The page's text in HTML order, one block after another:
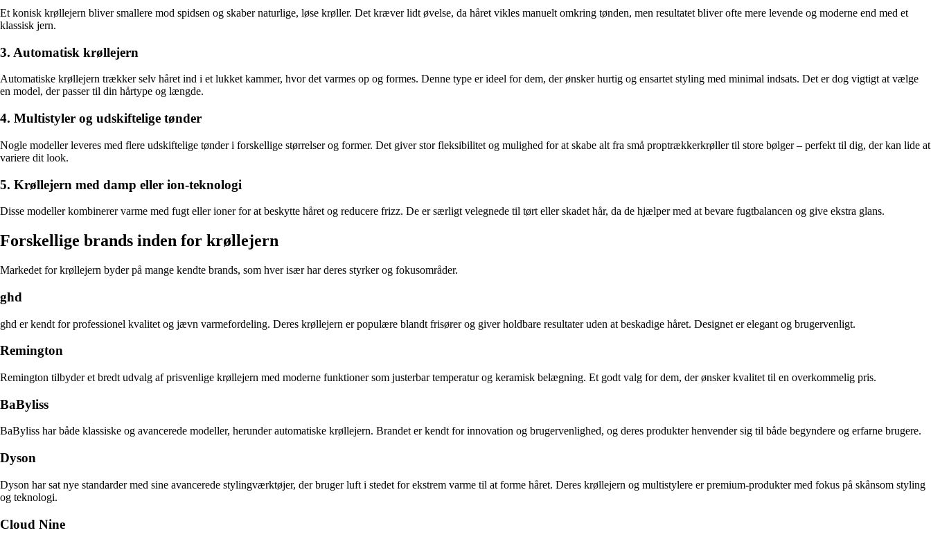
Et konisk krøllejern bliver smallere mod spidsen og skaber naturlige, løse krøller. Det kræver lidt øvelse, da håret vikles manuelt omkring tønden, men resultatet bliver ofte mere levende og moderne end med et
klassisk jern.
3. Automatisk krøllejern
Automatiske krøllejern trækker selv håret ind i et lukket kammer, hvor det varmes op og formes. Denne type er ideel for dem, der ønsker hurtig og ensartet styling med minimal indsats. Det er dog vigtigt at vælge
en model, der passer til din hårtype og længde.
4. Multistyler og udskiftelige tønder
Nogle modeller leveres med flere udskiftelige tønder i forskellige størrelser og former. Det giver stor fleksibilitet og mulighed for at skabe alt fra små proptrækkerkrøller til store bølger – perfekt til dig, der kan lide at
variere dit look.
5. Krøllejern med damp eller ion-teknologi
Disse modeller kombinerer varme med fugt eller ioner for at beskytte håret og reducere frizz. De er særligt velegnede til tørt eller skadet hår, da de hjælper med at bevare fugtbalancen og give ekstra glans.
Forskellige brands inden for krøllejern
Markedet for krøllejern byder på mange kendte brands, som hver især har deres styrker og fokusområder.
ghd
ghd er kendt for professionel kvalitet og jævn varmefordeling. Deres krøllejern er populære blandt frisører og giver holdbare resultater uden at beskadige håret. Designet er elegant og brugervenligt.
Remington
Remington tilbyder et bredt udvalg af prisvenlige krøllejern med moderne funktioner som justerbar temperatur og keramisk belægning. Et godt valg for dem, der ønsker kvalitet til en overkommelig pris.
BaByliss
BaByliss har både klassiske og avancerede modeller, herunder automatiske krøllejern. Brandet er kendt for innovation og brugervenlighed, og deres produkter henvender sig til både begyndere og erfarne brugere.
Dyson
Dyson har sat nye standarder med sine avancerede stylingværktøjer, der bruger luft i stedet for ekstrem varme til at forme håret. Deres krøllejern og multistylere er premium-produkter med fokus på skånsom styling
og teknologi.
Cloud Nine